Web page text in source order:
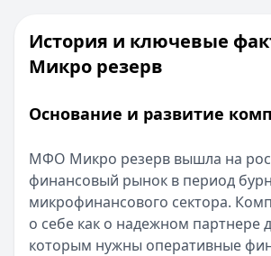
История и ключевые
Микро резерв
Основание и развитие
МФО Микро резерв вышла на
финансовый рынок в период
микрофинансового сектора.
о себе как о надежном партнере
которым нужны оперативные